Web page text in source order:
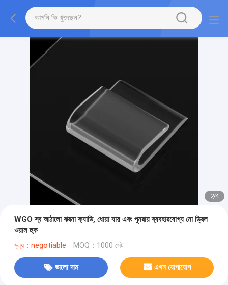
2/4
WGO স্ব আঠালো ঝরনা ক্যাডি, ধোয়া যায় এবং পুনরায় ব্যবহারযোগ্য নো ড্রিল
ওয়াল হুক
মূল্য：negotiable MOQ：1000 সেট
ভালো দাম এখন যোগাযোগ